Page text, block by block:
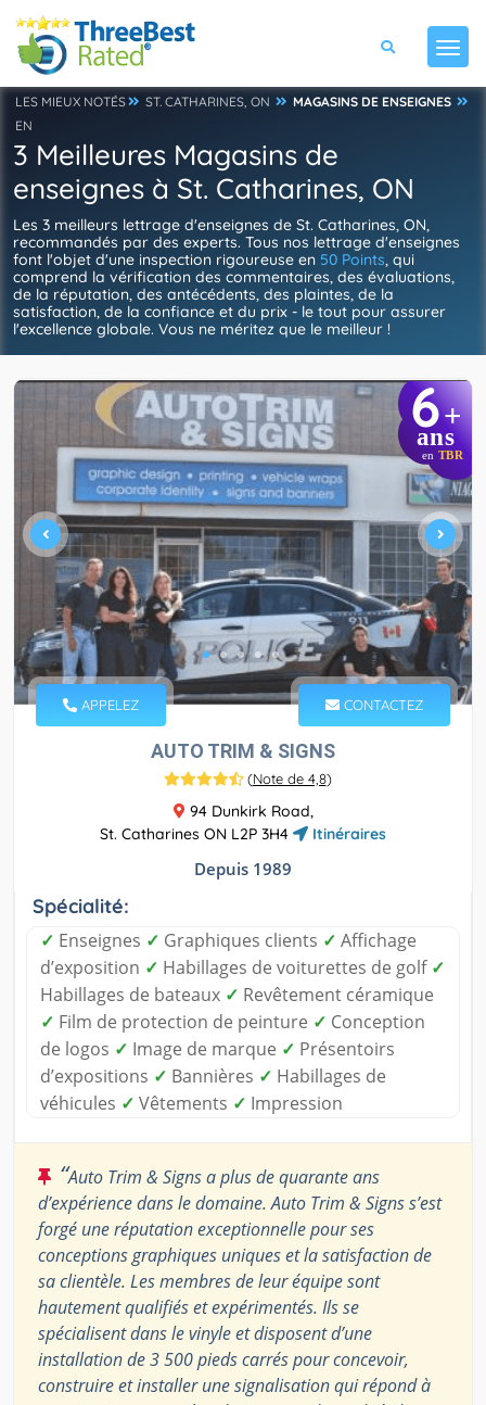
LES MIEUX NOTÉS ST. CATHARINES, ON
MAGASINS DE ENSEIGNES
EN
3 Meilleures Magasins de
enseignes à St. Catharines, ON
Les 3 meilleurs lettrage d'enseignes de St. Catharines, ON,
recommandés par des experts. Tous nos lettrage d'enseignes
font l'objet d'une inspection rigoureuse en 50 Points, qui
comprend la vérification des commentaires, des évaluations,
de la réputation, des antécédents, des plaintes, de la
satisfaction, de la confiance et du prix - le tout pour assurer
l'excellence globale. Vous ne méritez que le meilleur !
6+
ans
en TBR
APPELEZ CONTACTEZ
AUTO TRIM & SIGNS
(Note de 4,8)
94 Dunkirk Road,
St. Catharines ON L2P 3H4
Itinéraires
Depuis 1989
Spécialité:
✓ Enseignes ✓ Graphiques clients ✓ Affichage
d’exposition ✓ Habillages de voiturettes de golf ✓
Habillages de bateaux ✓ Revêtement céramique
✓ Film de protection de peinture ✓ Conception
de logos ✓ Image de marque ✓ Présentoirs
d’expositions ✓ Bannières ✓ Habillages de
véhicules ✓ Vêtements ✓ Impression
“Auto Trim & Signs a plus de quarante ans
d’expérience dans le domaine. Auto Trim & Signs s’est
forgé une réputation exceptionnelle pour ses
conceptions graphiques uniques et la satisfaction de
sa clientèle. Les membres de leur équipe sont
hautement qualifiés et expérimentés. Ils se
spécialisent dans le vinyle et disposent d’une
installation de 3 500 pieds carrés pour concevoir,
construire et installer une signalisation qui répond à